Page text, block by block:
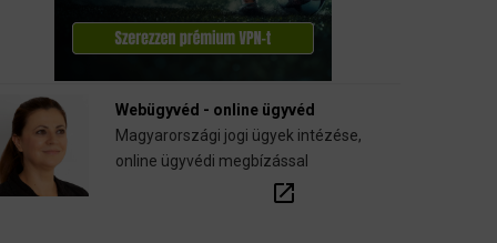
Webügyvéd - online ügyvéd
Magyarországi jogi ügyek intézése,
online ügyvédi megbízással
open_in_new